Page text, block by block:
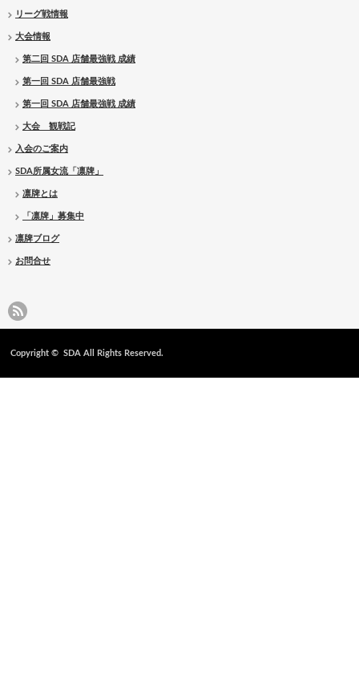
リーグ戦情報
大会情報
第二回 SDA 店舗最強戦 成績
第一回 SDA 店舗最強戦
第一回 SDA 店舗最強戦 成績
大会 観戦記
入会のご案内
SDA所属女流「凛牌」
凛牌とは
「凛牌」募集中
凛牌ブログ
お問合せ
Copyright ©SDA All Rights Reserved.